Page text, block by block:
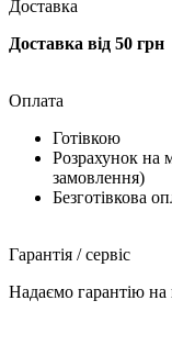
Доставка
Доставка від 50 грн
Оплата
Готівкою
Розрахунок на
замовлення)
Безготівкова
Гарантія / сервіс
Надаємо гарантію на